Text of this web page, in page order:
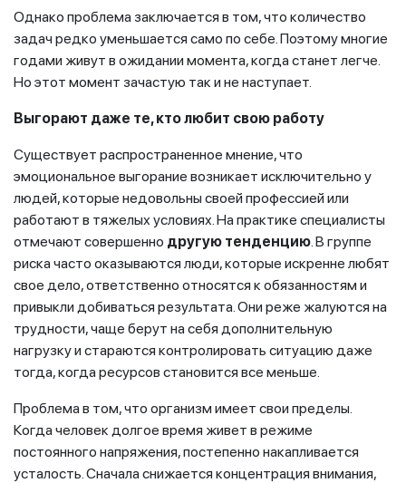
Однако проблема заключается в том, что количество
задач редко уменьшается само по себе. Поэтому многие
годами живут в ожидании момента, когда станет легче.
Но этот момент зачастую так и не наступает.
Выгорают даже те, кто любит свою работу
Существует распространенное мнение, что
эмоциональное выгорание возникает исключительно у
людей, которые недовольны своей профессией или
работают в тяжелых условиях. На практике специалисты
отмечают совершенно другую тенденцию . В группе
риска часто оказываются люди, которые искренне любят
свое дело, ответственно относятся к обязанностям и
привыкли добиваться результата. Они реже жалуются на
трудности, чаще берут на себя дополнительную
нагрузку и стараются контролировать ситуацию даже
тогда, когда ресурсов становится все меньше.
Проблема в том, что организм имеет свои пределы.
Когда человек долгое время живет в режиме
постоянного напряжения, постепенно накапливается
усталость. Сначала снижается концентрация внимания,